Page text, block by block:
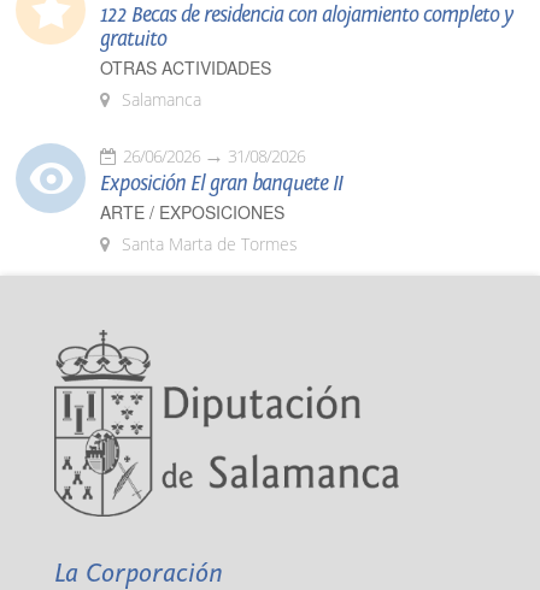
122 Becas de residencia con alojamiento completo y
gratuito
OTRAS ACTIVIDADES
Salamanca
26/06/2026 31/08/2026
Exposición El gran banquete II
ARTE / EXPOSICIONES
Santa Marta de Tormes
La Corporación